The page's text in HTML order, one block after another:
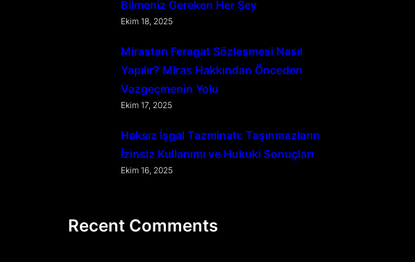
Bilmeniz Gereken Her Şey
Ekim 18, 2025
Mirastan Feragat Sözleşmesi Nasıl
Yapılır? Miras Hakkından Önceden
Vazgeçmenin Yolu
Ekim 17, 2025
Haksız İşgal Tazminatı: Taşınmazların
İzinsiz Kullanımı ve Hukuki Sonuçları
Ekim 16, 2025
Recent Comments